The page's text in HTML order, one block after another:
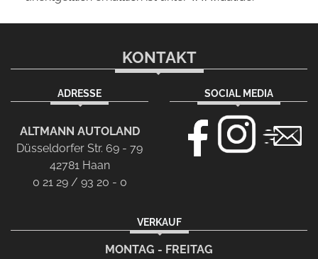
KONTAKT
ADRESSE
ALTMANN AUTOLAND
Düsseldorfer Str. 69 - 79
42781 Haan
0 21 29 / 93 20 - 0
SOCIAL MEDIA
VERKAUF
MONTAG - FREITAG